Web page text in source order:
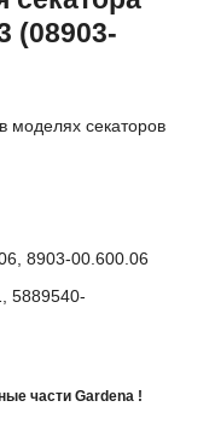
(08903-
моделях секаторов
8903-00.600.06
5889540-
части Gardena !